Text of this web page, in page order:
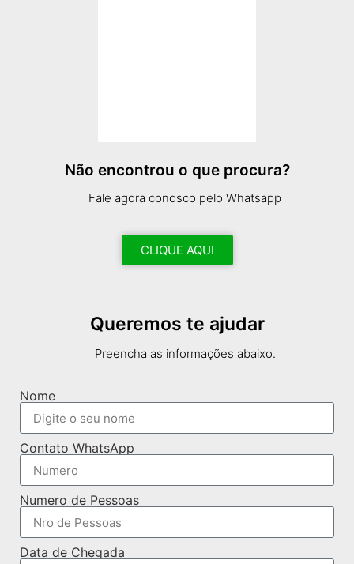
Não encontrou o que procura?
Fale agora conosco pelo Whatsapp
CLIQUE AQUI
Queremos te ajudar
Preencha as informações abaixo.
Nome
Contato WhatsApp
Numero de Pessoas
Data de Chegada